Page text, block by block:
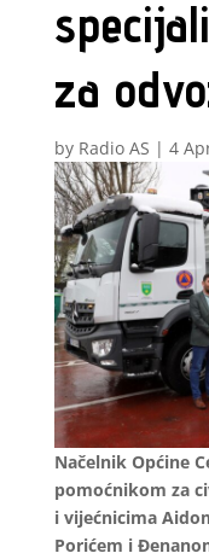
za
by Radio AS | 4
Načelnik Općine
pomoćnikom za
i vijećnicima
Porićem i